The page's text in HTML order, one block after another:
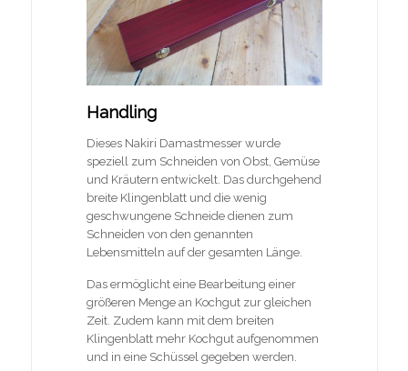
Handling
Dieses Nakiri Damastmesser wurde
speziell zum Schneiden von Obst, Gemüse
und Kräutern entwickelt. Das durchgehend
breite Klingenblatt und die wenig
geschwungene Schneide dienen zum
Schneiden von den genannten
Lebensmitteln auf der gesamten Länge.
Das ermöglicht eine Bearbeitung einer
größeren Menge an Kochgut zur gleichen
Zeit. Zudem kann mit dem breiten
Klingenblatt mehr Kochgut aufgenommen
und in eine Schüssel gegeben werden.